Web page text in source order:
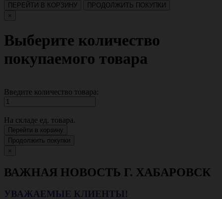
ПЕРЕЙТИ В КОРЗИНУ
ПРОДОЛЖИТЬ ПОКУПКИ
×
Выберите количество
покупаемого товара
Введите количество товара:
На складе ед. товара.
Перейти в корзину
Продолжить покупки
×
ВАЖНАЯ НОВОСТЬ Г. ХАБАРОВСК
УВАЖАЕМЫЕ КЛИЕНТЫ!